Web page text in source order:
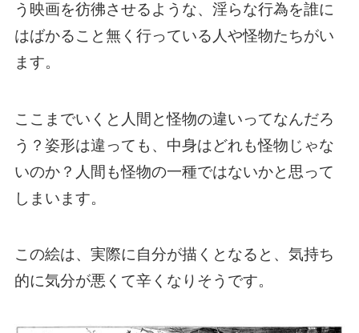
う映画を彷彿させるような、淫らな行為を誰に
はばかること無く行っている人や怪物たちがい
ます。
ここまでいくと人間と怪物の違いってなんだろ
う？姿形は違っても、中身はどれも怪物じゃな
いのか？人間も怪物の一種ではないかと思って
しまいます。
この絵は、実際に自分が描くとなると、気持ち
的に気分が悪くて辛くなりそうです。